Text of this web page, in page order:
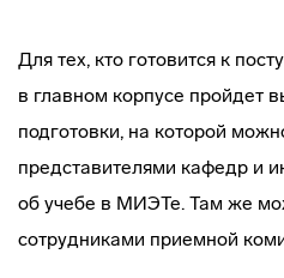
Для тех, кто готовится к
в главном корпусе пройдет
подготовки, на которой
представителями кафедр и
об учебе в МИЭТе. Там же
сотрудниками приемной